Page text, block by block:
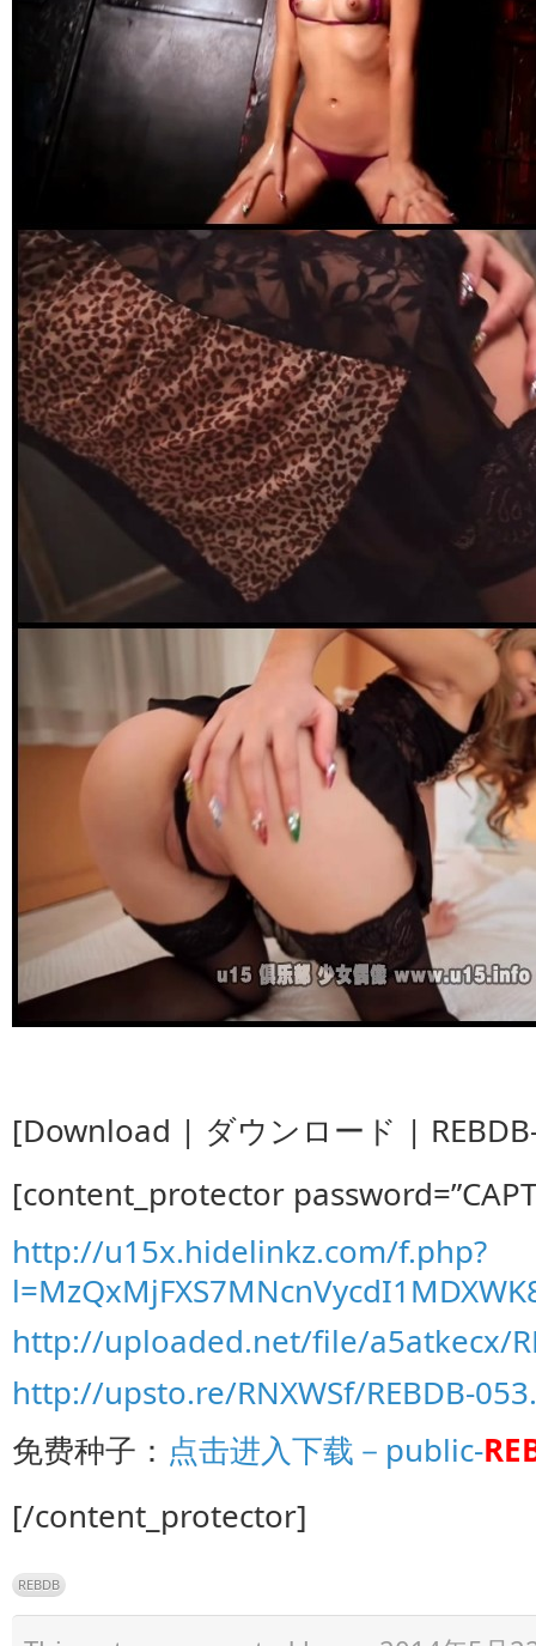
[Download | ダウンロード |
[content_protector
http://u15x.hidelinkz.com/f.php?
http://uploaded.net/file/a5atkecx/
http://upsto.re/RNXWSf/REBDB-
免费种子： 点击进入下载－public-
[/content_protector]
REBDB